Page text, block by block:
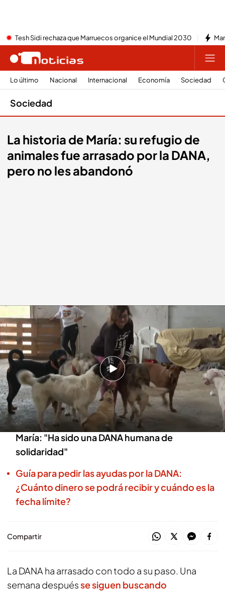
Tesh Sidi rechaza que Marruecos organice el Mundial 2030
Lo último Nacional Internacional Economía Sociedad
Sociedad
La historia de María: su refugio de
animales fue arrasado por la DANA,
pero no les abandonó
María busca un lugar seguro para sus animales tras la DANA
Noriega / D. Catedra
Redacción digital Noticias Cuatro
07 NOV 2024 - 20:15h.
Gracias a las redes sociales, muchos de los
animales del refugio ya se encuentran a salvo
La sociedad se ha volcado con la historia de
María: "Ha sido una DANA humana de
solidaridad"
Guía para pedir las ayudas por la DANA:
¿Cuánto dinero se podrá recibir y cuándo es la
fecha límite?
Compartir
La DANA ha arrasado con todo a su paso. Una
semana despuésse siguen buscando